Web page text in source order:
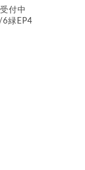
付中
緑EP4